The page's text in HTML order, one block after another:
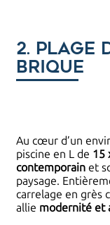
2. Plage
brique
Au cœur d’un
piscine en L de 15
contemporain et
paysage.
carrelage en grès
allie modernité et